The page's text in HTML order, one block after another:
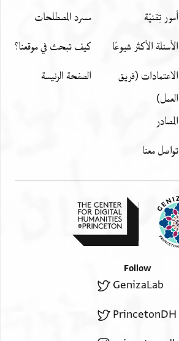
أمور تِقنيّة
الأسئلة الأكثر شيوعًا
الاعتمادات (فريق
العمل)
المصادر
تواصل معنا
مسرد المصطلحات
كيف تبحث في موقعنا؟
الصفحة الرئيسة
Follow
GenizaLab
PrincetonDH